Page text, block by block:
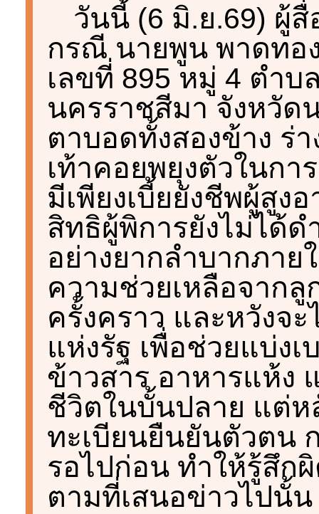
วันนี้ (6 มิ.ย.69) ผู้
กรณี นายพูน พาดทอ
เลขที่ 895 หมู่ 4 ตำบ
นครราชสีมา จังหวัด
ตาบอดทั้งสองข้าง ร่
เท้าคอยพยุงตัวในกา
มีเพียงเบี้ยยังชีพผู้สูง
สิทธิผู้พิการยังไม่ได้
อย่างยากลำบากภาย
ความช่วยเหลือจาก
ครั้งคราว และหวังจ
แห่งรัฐ เพื่อช่วยแบ่ง
ข้าวสาร อาหารแห้ง
ชีวิตในบั้นปลาย แต่ห
ทะเบียนยืนยันตัวตน
รอไปก่อน ทำให้รู้สึก
ตามที่เสนอข่าวไปนั้น